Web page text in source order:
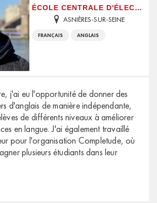
ÉCOLE CENTRALE D'ÉLECTRONIQUE
ASNIÈRES-SUR-SEINE
FRANÇAIS ANGLAIS
j'ai eu l'opportunité de donner des
d'anglais de manière indépendante,
de différents niveaux à améliorer
en langue. J'ai également travaillé
pour l'organisation Completude, où
plusieurs étudiants dans leur